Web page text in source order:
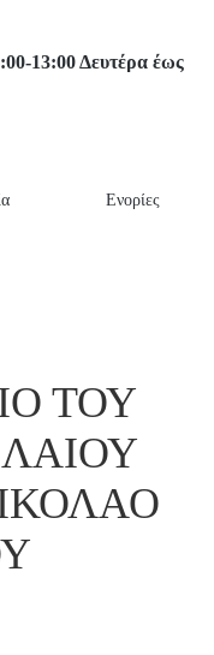
13:00 Δευτέρα έως
Ενορίες
ΤΟΥ